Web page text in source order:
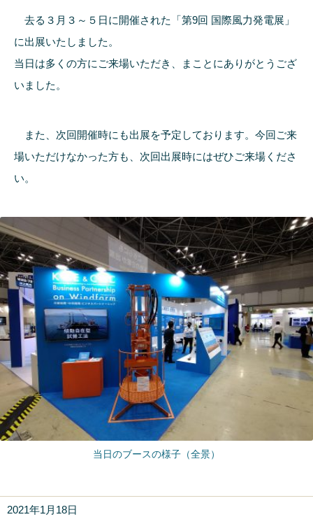
去る３月３～５日に開催された「第9回 国際風力発電展」
に出展いたしました。
当日は多くの方にご来場いただき、まことにありがとうござ
いました。
また、次回開催時にも出展を予定しております。今回ご来
場いただけなかった方も、次回出展時にはぜひご来場くださ
い。
当日のブースの様子（全景）
2021年1月18日